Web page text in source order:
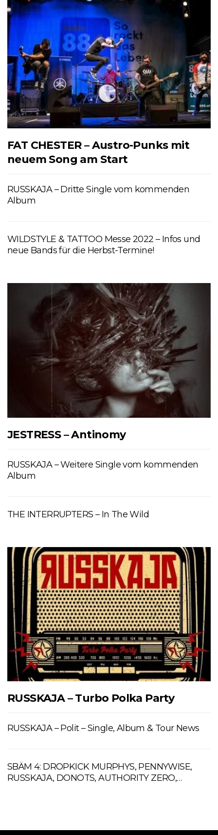
FAT CHESTER – Austro-Punks mit
neuem Song am Start
RUSSKAJA – Dritte Single vom kommenden
Album
WILDSTYLE & TATTOO Messe 2022 – Infos und
neue Bands für die Herbst-Termine!
JESTRESS – Antinomy
RUSSKAJA – Weitere Single vom kommenden
Album
THE INTERRUPTERS – In The Wild
RUSSKAJA – Turbo Polka Party
RUSSKAJA – Polit – Single, Album & Tour News
SBÄM 4: DROPKICK MURPHYS, PENNYWISE,
RUSSKAJA, DONOTS, AUTHORITY ZERO,…